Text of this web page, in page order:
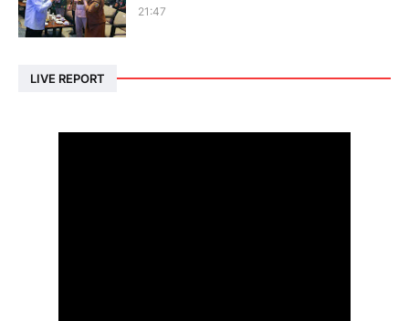
21:47
LIVE REPORT